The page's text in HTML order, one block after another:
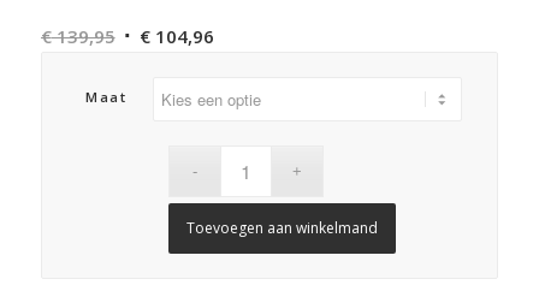
€139,95 Oorspronkelijke
was:
€104,96Huidige
Maat
Toevoegen aan winkelmand